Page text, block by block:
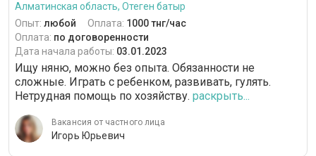
Алматинская область, Отеген батыр
Опыт: любой Оплата: 1000 тнг/час
Оплата: по договоренности
Дата начала работы: 03.01.2023
Ищу няню, можно без опыта. Обязанности не
сложные. Играть с ребенком, развивать, гулять.
Нетрудная помощь по хозяйству. раскрыть...
Вакансия от частного лица
Игорь Юрьевич